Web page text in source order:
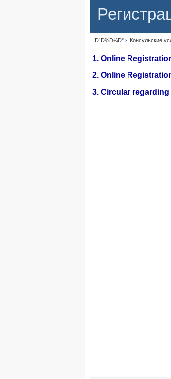
Ð´Ð¾Ð¼Ð° › Консульские
1. Online
2. Online
3. Circular